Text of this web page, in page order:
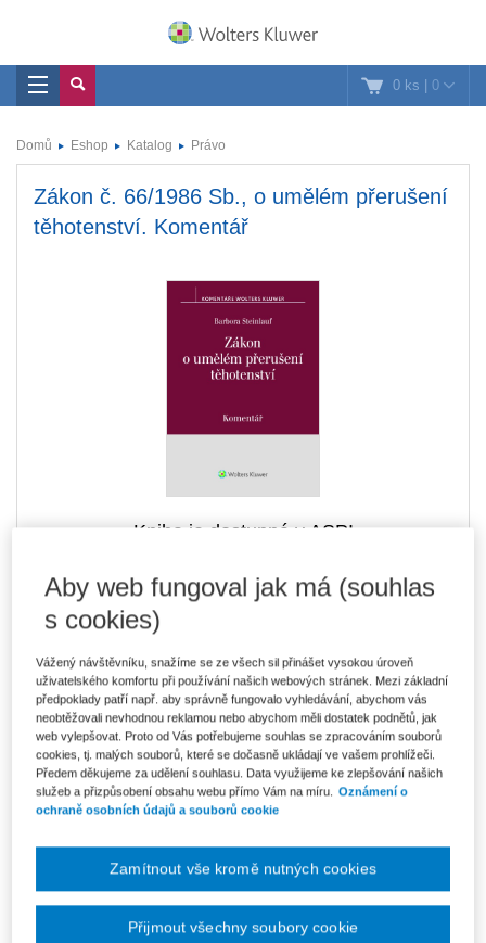
0 ks | 0
Domů Eshop Katalog Právo
Zákon č. 66/1986 Sb., o umělém přerušení
těhotenství. Komentář
Kniha je dostupná v ASPI
DMOC 339 Kč
Tištěná kniha
Skladem - expedice do 2 pracovních dnů
246 Kč
E-kniha Smarteca + soubory ke stažení
V prodeji - ihned k dispozici
Co je Smarteca?
Kde najdu soubory e-knih?
412 Kč
Ušetříte 216 Kč
Balíček - Tištěná kniha + E-kniha
Smarteca + soubory ke stažení
Aby web fungoval jak má (souhlas
s cookies)
Vážený návštěvníku, snažíme se ze všech sil přinášet vysokou úroveň
uživatelského komfortu při používání našich webových stránek. Mezi základní
předpoklady patří např. aby správně fungovalo vyhledávání, abychom vás
neobtěžovali nevhodnou reklamou nebo abychom měli dostatek podnětů, jak
web vylepšovat. Proto od Vás potřebujeme souhlas se zpracováním souborů
cookies, tj. malých souborů, které se dočasně ukládají ve vašem prohlížeči.
Předem děkujeme za udělení souhlasu. Data využijeme ke zlepšování našich
služeb a přizpůsobení obsahu webu přímo Vám na míru. Oznámení o
ochraně osobních údajů a souborů cookie
Zamítnout vše kromě nutných cookies
Přijmout všechny soubory cookie